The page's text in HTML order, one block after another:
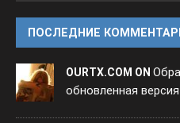
ПОСЛЕДНИЕ
OURTX.COM ON
обновленная